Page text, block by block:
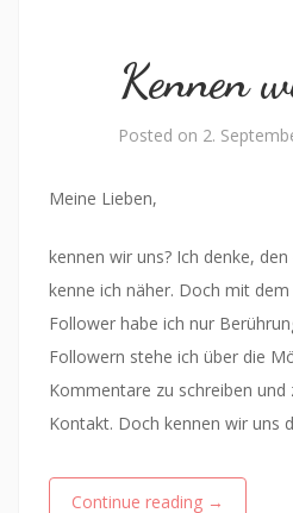
Kennen
Posted on 2.
Meine Lieben,
kennen wir uns? Ich denke,
kenne ich näher. Doch mit
Follower habe ich nur
Followern stehe ich über die
Kommentare zu schreiben und
Kontakt. Doch kennen wir uns
Continue reading →